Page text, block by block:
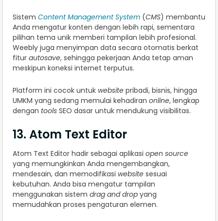
Sistem Content Management System (CMS) membantu
Anda mengatur konten dengan lebih rapi, sementara
pilihan tema unik memberi tampilan lebih profesional.
Weebly juga menyimpan data secara otomatis berkat
fitur autosave, sehingga pekerjaan Anda tetap aman
meskipun koneksi internet terputus.
Platform ini cocok untuk website pribadi, bisnis, hingga
UMKM yang sedang memulai kehadiran online, lengkap
dengan tools SEO dasar untuk mendukung visibilitas.
13. Atom Text Editor
Atom Text Editor hadir sebagai aplikasi open source
yang memungkinkan Anda mengembangkan,
mendesain, dan memodifikasi website sesuai
kebutuhan. Anda bisa mengatur tampilan
menggunakan sistem drag and drop yang
memudahkan proses pengaturan elemen.